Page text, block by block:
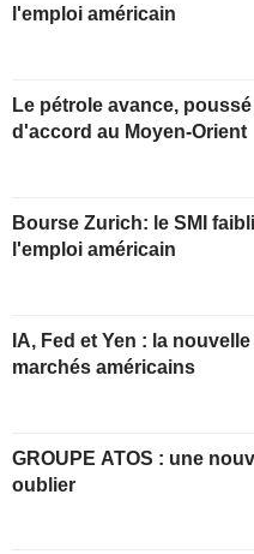
l'emploi américain
Le pétrole avance,
d'accord au Moyen-Orient
Bourse Zurich: le SMI
l'emploi américain
IA, Fed et Yen : la
marchés américains
GROUPE ATOS : une nouvelle année à
oublier